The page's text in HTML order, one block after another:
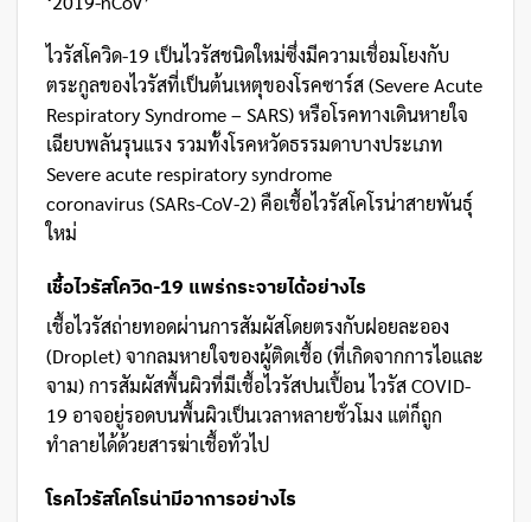
ไวรัสโควิด-19 เป็นไวรัสชนิดใหม่ซึ่งมีความเชื่อมโยงกับ
ตระกูลของไวรัสที่เป็นต้นเหตุของโรคซาร์ส (Severe Acute
Respiratory Syndrome – SARS) หรือโรคทางเดินหายใจ
เฉียบพลันรุนแรง รวมทั้งโรคหวัดธรรมดาบางประเภท
Severe acute respiratory syndrome
coronavirus (SARs-CoV-2) คือเชื้อไวรัสโคโรน่าสายพันธุ์
ใหม่
เชื้อไวรัสโควิด-19 แพร่กระจายได้อย่างไร
เชื้อไวรัสถ่ายทอดผ่านการสัมผัสโดยตรงกับฝอยละออง
(Droplet) จากลมหายใจของผู้ติดเชื้อ (ที่เกิดจากการไอและ
จาม) การสัมผัสพื้นผิวที่มีเชื้อไวรัสปนเปื้อน ไวรัส COVID-
19 อาจอยู่รอดบนพื้นผิวเป็นเวลาหลายชั่วโมง แต่ก็ถูก
ทำลายได้ด้วยสารฆ่าเชื้อทั่วไป
โรคไวรัสโคโรน่ามีอาการอย่างไร